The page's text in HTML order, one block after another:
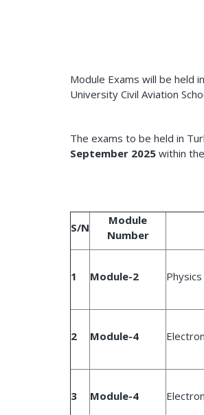
Module Exams will be held
University Civil Aviation
The exams to be held in
September 2025 within
S/N
Module
Number
1 Module-2 Physics
2 Module-4
3 Module-4